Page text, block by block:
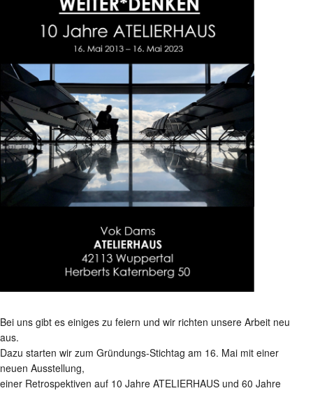
Bei uns gibt es einiges zu feiern und wir richten unsere Arbeit neu
aus.
Dazu starten wir zum Gründungs-Stichtag am 16. Mai mit einer
neuen Ausstellung,
einer Retrospektiven auf 10 Jahre ATELIERHAUS und 60 Jahre